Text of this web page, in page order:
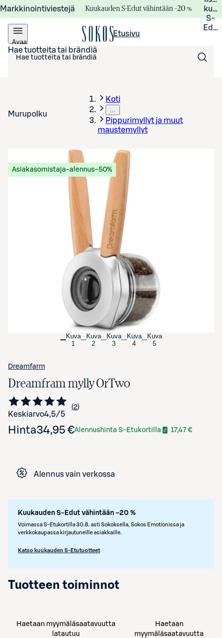
Markkinointiviestejä Kuukauden S-Edut vähintään –20 %
S-
Avaa
valikko
Etusivu
Hae tuotteita tai brändiä
Murupolku
Koti
…
Pippurimyllyt ja muut
maustemyllyt
Avaa tuotekuva suurennettuna
Asiakasomistaja-alennus−50%
Kuva
1
Kuva
2
Kuva
3
Kuva
4
Kuva
5
Dreamfarm
Dreamfram mylly OrTwo
Keskiarvo4,5/5 Siirry arvioihin
2
kappaletta
Hinta34,95 €Alennushinta S-Etukortilla 17,47 €
Alennus vain verkossa
Kuukauden S-Edut vähintään –20 %
Voimassa S-Etukortilla 30.8. asti Sokoksella, Sokos Emotionissa ja
verkkokaupassa kirjautuneille asiakkaille.
Katso kuukauden S-Etutuotteet
Tuotteen toiminnot
Haetaan myymäläsaatavuutta
latautuu
Haetaan
myymäläsaatavuutta